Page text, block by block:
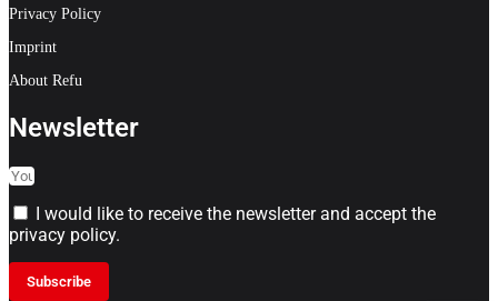
Privacy Policy
Imprint
About Refu
Newsletter
I would like to receive the newsletter and accept the
privacy policy.
Subscribe